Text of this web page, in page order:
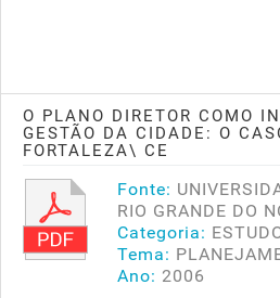
O PLANO DIRETOR COMO
GESTÃO DA CIDADE: O
FORTALEZA\ CE
Fonte:
RIO GRANDE DO
Categoria:
Tema:
Ano: 2006